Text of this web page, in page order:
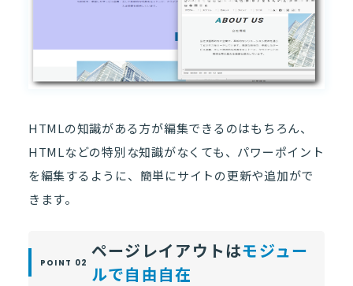
HTMLの知識がある方が編集できるのはもちろん、
HTMLなどの特別な知識がなくても、パワーポイント
を編集するように、簡単にサイトの更新や追加がで
きます。
ページレイアウトはモジュー
ルで自由自在